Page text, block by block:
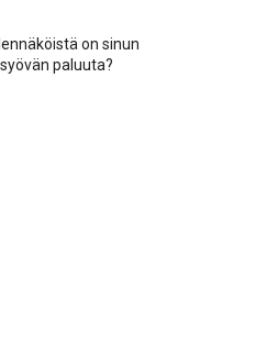
on sinun
paluuta?